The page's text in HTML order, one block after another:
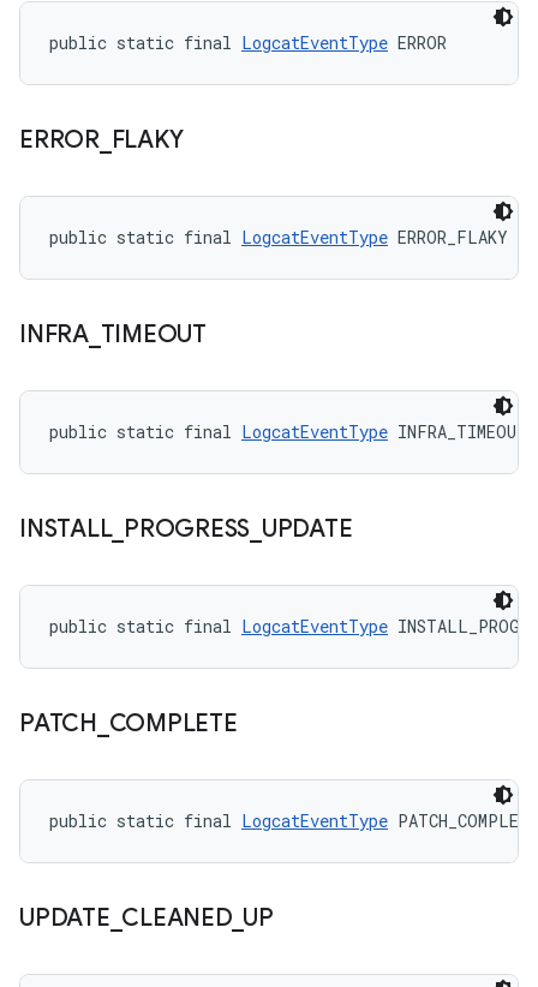
public static final LogcatEventType ERROR
ERROR_ FLAKY
public static final LogcatEventType ERROR_FLAKY
INFRA_ TIMEOUT
public static final LogcatEventType INFRA_TIMEOUT
INSTALL_ PROGRESS UPDATE
public static final LogcatEventType
PATCH COMPLETE
public static final LogcatEventType PATCH_COMPLETE
UPDATE CLEANED_ UP